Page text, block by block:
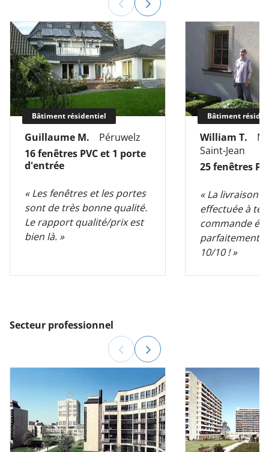
Bâtiment résidentiel
Guillaume M.
Péruwelz
16 fenêtres PVC et 1 porte
d'entrée
« Les fenêtres et les portes
sont de très bonne qualité.
Le rapport qualité/prix est
bien là. »
Bâtiment
William T.
Saint-Jean
25 fenêtres
« La livraison a
effectuée à
commande
parfaitement
10/10 ! »
Secteur professionnel